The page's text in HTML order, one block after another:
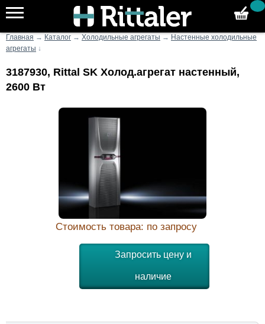
Главная → Каталог → Холодильные агрегаты → Настенные холодильные
агрегаты ↓
3187930, Rittal SK Холод.агрегат настенный,
2600 Вт
Стоимость товара: по запросу
Запросить цену и
наличие